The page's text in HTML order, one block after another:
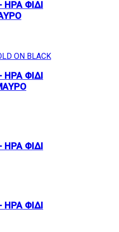
ΗΡΑ ΦΙΔΙ
ΗΡΑ ΦΙΔΙ
ΗΡΑ ΦΙΔΙ
ΗΡΑ ΦΙΔΙ